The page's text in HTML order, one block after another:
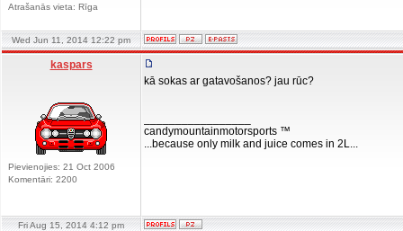
Atrašanās vieta: Rīga
Wed Jun 11, 2014 12:22 pm
kaspars
Pievienojies: 21 Oct 2006
Komentāri: 2200
kā sokas ar gatavošanos? jau rūc?
candymountainmotorsports ™
...because only milk and juice comes in 2L...
Fri Aug 15, 2014 4:12 pm